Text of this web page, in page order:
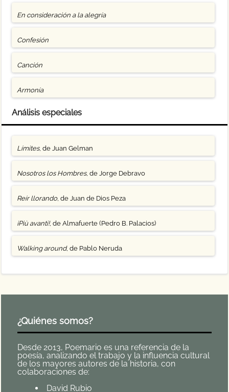
En consideración a la alegría
Confesión
Canción
Armonía
Análisis especiales
Límites, de Juan Gelman
Nosotros los Hombres, de Jorge Debravo
Reír llorando, de Juan de Dios Peza
¡Più avanti!, de Almafuerte (Pedro B. Palacios)
Walking around, de Pablo Neruda
¿Quiénes somos?
Desde 2013, Poemario es una referencia de la
poesía, analizando el trabajo y la influencia cultural
de los mayores autores de la historia, con
colaboraciones de:
David Rubio